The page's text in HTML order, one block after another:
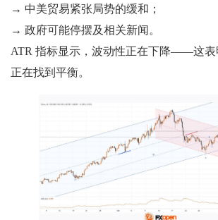
→ 中美贸易紧张局势的缓和；
→ 政府可能停摆及相关新闻。
ATR 指标显示，波动性正在下降——这表
正在找到平衡。